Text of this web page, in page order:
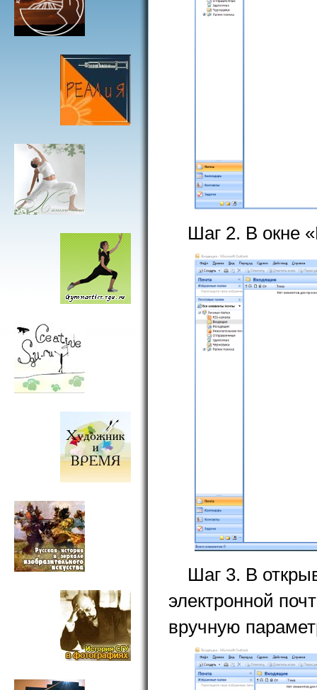
Шаг 2. В окне
Шаг 3. В
электронной
вручную